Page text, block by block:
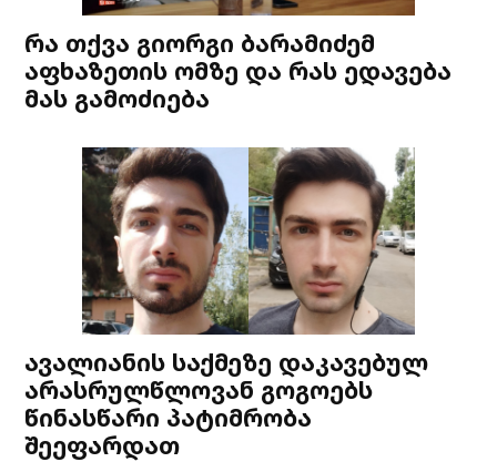
რა თქვა გიორგი ბარამიძემ
აფხაზეთის ომზე და რას ედავება
მას გამოძიება
ავალიანის საქმეზე დაკავებულ
არასრულწლოვან გოგოებს
წინასწარი პატიმრობა
შეეფარდათ